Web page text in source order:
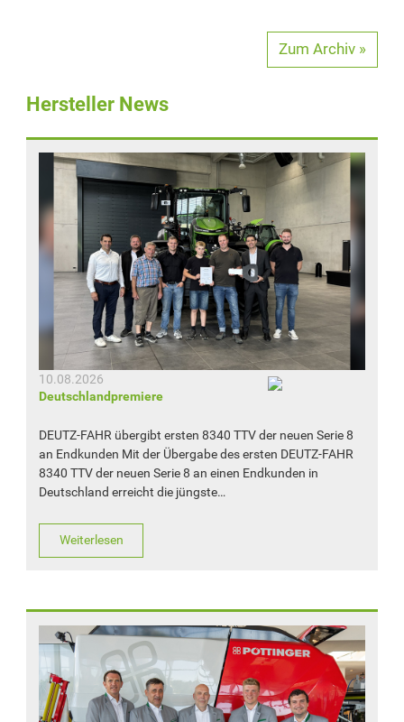
Zum Archiv »
Hersteller News
10.08.2026
Deutschlandpremiere
DEUTZ-FAHR übergibt ersten 8340 TTV der neuen Serie 8
an Endkunden Mit der Übergabe des ersten DEUTZ-FAHR
8340 TTV der neuen Serie 8 an einen Endkunden in
Deutschland erreicht die jüngste…
Weiterlesen